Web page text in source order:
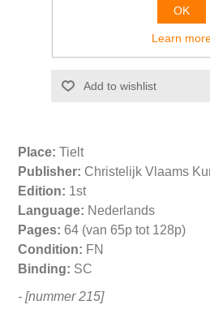
Place: Tielt
Publisher: Christelijk Vlaams
Edition: 1st
Language: Nederlands
Pages: 64 (van 65p tot 128p)
Condition: FN
Binding: SC
- [nummer 215]
OK
Learn